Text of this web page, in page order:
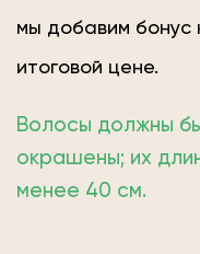
мы добавим бонус
итоговой цене.
Волосы должны
окрашены; их
менее 40 см.